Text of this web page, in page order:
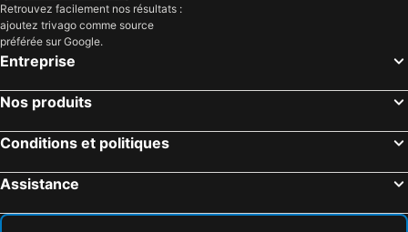
Retrouvez facilement nos résultats :
ajoutez trivago comme source
préférée sur Google.
Entreprise
Nos produits
Conditions et politiques
Assistance